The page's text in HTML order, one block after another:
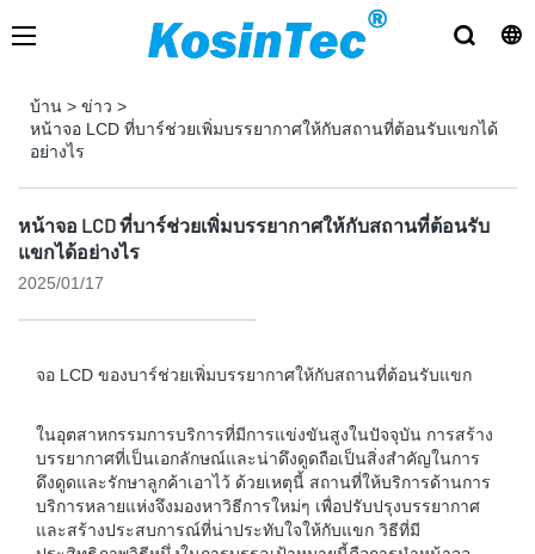
บ้าน > ข่าว >
หน้าจอ LCD ที่บาร์ช่วยเพิ่มบรรยากาศให้กับสถานที่ต้อนรับแขกได้
อย่างไร
หน้าจอ LCD ที่บาร์ช่วยเพิ่มบรรยากาศให้กับสถานที่ต้อนรับ
แขกได้อย่างไร
2025/01/17
จอ LCD ของบาร์ช่วยเพิ่มบรรยากาศให้กับสถานที่ต้อนรับแขก
ในอุตสาหกรรมการบริการที่มีการแข่งขันสูงในปัจจุบัน การสร้าง
บรรยากาศที่เป็นเอกลักษณ์และน่าดึงดูดถือเป็นสิ่งสำคัญในการ
ดึงดูดและรักษาลูกค้าเอาไว้ ด้วยเหตุนี้ สถานที่ให้บริการด้านการ
บริการหลายแห่งจึงมองหาวิธีการใหม่ๆ เพื่อปรับปรุงบรรยากาศ
และสร้างประสบการณ์ที่น่าประทับใจให้กับแขก วิธีที่มี